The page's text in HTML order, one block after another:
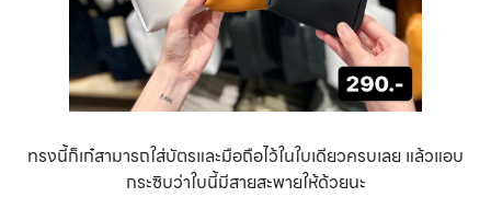
ทรงนี้ก็เก๋สามารถใส่บัตรและมือถือไว้ในใบเดียวครบเลย แล้วแอบ
กระซิบว่าใบนี้มีสายสะพายให้ด้วยนะ